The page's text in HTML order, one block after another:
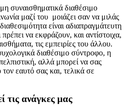
συναισθηματικά διαθέσιμο
μαζί του μοιάζει σαν να μιλάς
είναι αδιαπραγμάτευτη
να εκφράζουν, και αντίστοιχα,
τις εμπειρίες του άλλου.
διαθέσιμο σύντροφο, η
αλλά μπορεί να σας
εαυτό σας και, τελικά σε
τις ανάγκες μας